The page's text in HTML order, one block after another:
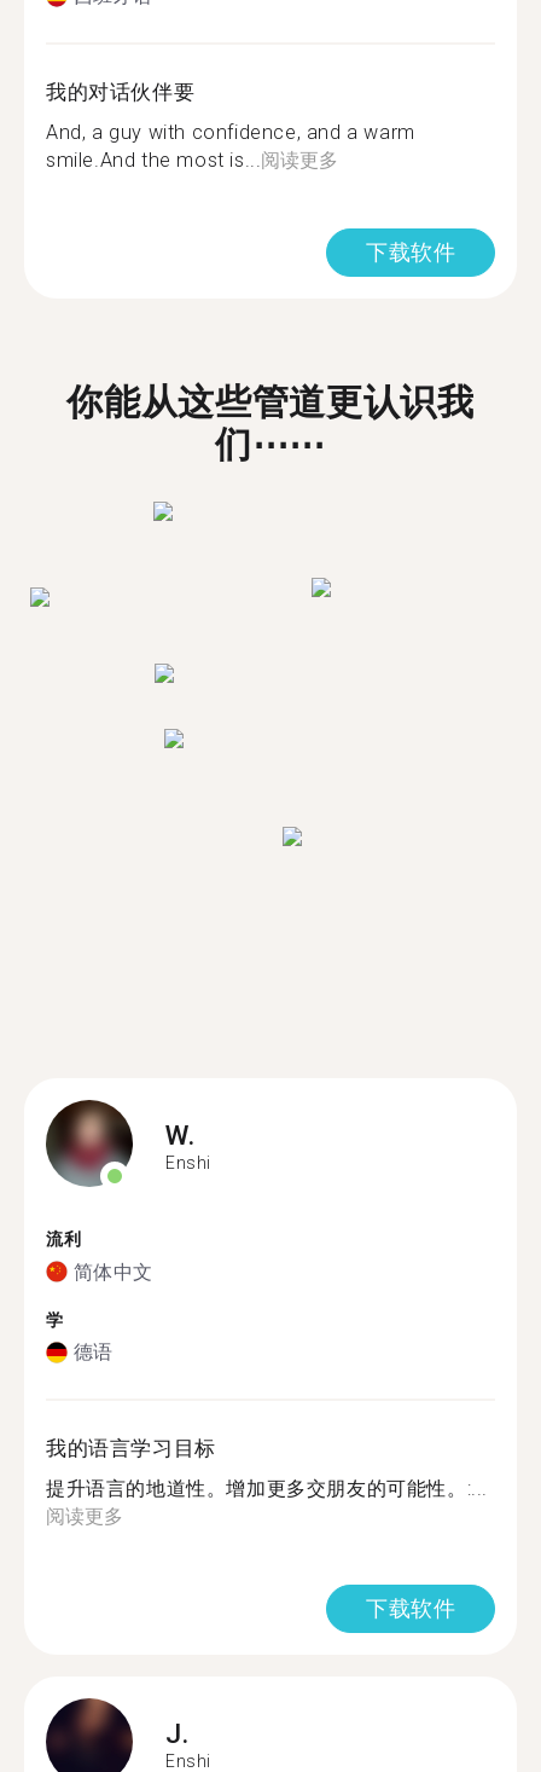
我的对话伙伴要
And, a guy with confidence, and a warm
smile.And the most is...阅读更多
下载软件
你能从这些管道更认识我
们⋯⋯
W.
Enshi
流利
简体中文
学
德语
我的语言学习目标
提升语言的地道性。增加更多交朋友的可能性。:...
阅读更多
下载软件
J.
Enshi